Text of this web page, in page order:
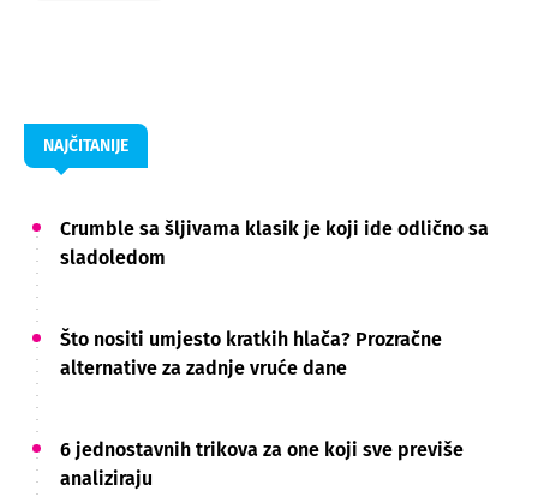
NAJČITANIJE
Crumble sa šljivama klasik je koji ide odlično sa
sladoledom
Što nositi umjesto kratkih hlača? Prozračne
alternative za zadnje vruće dane
6 jednostavnih trikova za one koji sve previše
analiziraju